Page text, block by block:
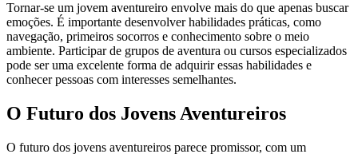
Tornar-se um jovem aventureiro envolve mais do que apenas buscar
emoções. É importante desenvolver habilidades práticas, como
navegação, primeiros socorros e conhecimento sobre o meio
ambiente. Participar de grupos de aventura ou cursos especializados
pode ser uma excelente forma de adquirir essas habilidades e
conhecer pessoas com interesses semelhantes.
O Futuro dos Jovens Aventureiros
O futuro dos jovens aventureiros parece promissor, com um